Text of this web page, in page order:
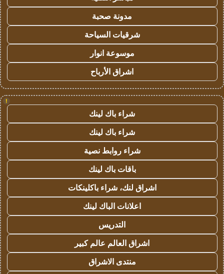
مدونة صحبة
شرقيات السياحة
موسوعة انوار
اشراق الأرباح
!
شراء باك لينك
شراء باك لينك
شراء روابط نصية
باقات باك لينك
اشراق لنك، شراء باكلينكات
اعلانات الباك لينك
التدريس
اشراق العالم عالم كبير
منتدى الاشراق